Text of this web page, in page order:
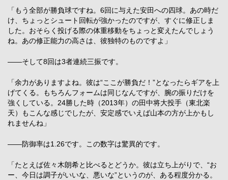
「もう全部が勝負球ですね。6回に与えた安田への四球。あの時だ
け、ちょっとシュート回転が強かったのですが、すぐに修正しま
した。おそらく投げる際の体重移動をちょっと変えたんでしょう
ね。あの修正能力の高さは、彼独特のものですよ」
――そして8回は3者連続三振です。
「余力がありますよね。彼は“ここが勝負だ！”となったらギアを上
げてくる。もちろんフォームは同じなんですが、腕の振りだけを
強くしている。24勝した時（2013年）の田中将大投手（東北楽
天）もこんな感じでしたが、安定感でいえば山本の方が上かもし
れませんね」
――防御率は1.26です。この数字は驚異的です。
「たとえば佐々木朗希と比べるとどうか。彼は立ち上がりで、“お
ー、今日は調子がいいな、悪いな”というのが、ある程度分かる。